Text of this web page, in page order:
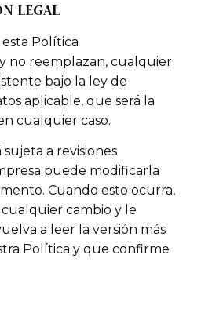
LEGAL
Política
no reemplazan, cualquier
bajo la ley de
aplicable, que será la
cualquier caso.
sujeta a revisiones
puede modificarla
Cuando esto ocurra,
cualquier cambio y le
a leer la versión más
Política y que confirme